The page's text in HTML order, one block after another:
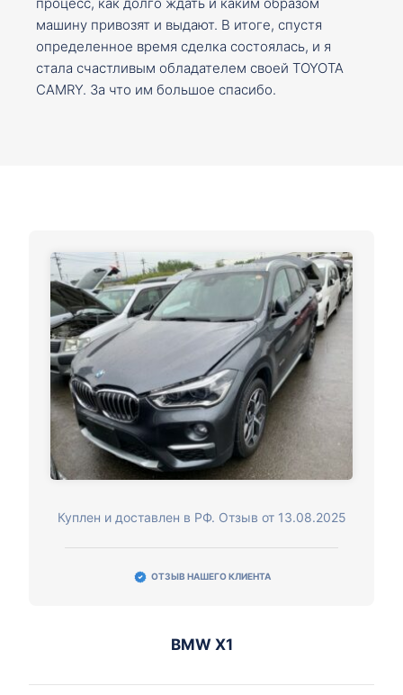
процесс, как долго ждать и каким образом
машину привозят и выдают. В итоге, спустя
определенное время сделка состоялась, и я
стала счастливым обладателем своей TOYOTA
CAMRY. За что им большое спасибо.
Куплен и доставлен в РФ. Отзыв от 13.08.2025
ОТЗЫВ НАШЕГО КЛИЕНТА
BMW X1